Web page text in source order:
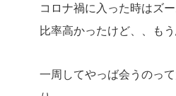
コロナ禍に入った時はズ
比率高かったけど、、もう
一周してやっば会うのっ